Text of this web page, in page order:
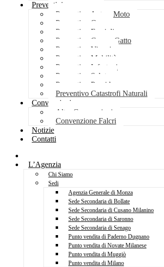
Preventivi
Preventivo Auto e Moto
Preventivo Casa
Preventivo Famiglia
Preventivo Cane e Gatto
Preventivo Viaggi
Preventivo Mobilità
Preventivo Infortuni
Preventivo Salute
Preventivo Previdenza
Preventivo Catastrofi Naturali
Convenzioni
Altre Convenzioni
Convenzione Falcri
Notizie
Contatti
L’Agenzia
Chi Siamo
Sedi
Agenzia Generale di Monza
Sede Secondaria di Bollate
Sede Secondaria di Cusano Milanino
Sede Secondaria di Saronno
Sede Secondaria di Senago
Punto vendita di Paderno Dugnano
Punto vendita di Novate Milanese
Punto vendita di Muggiò
Punto vendita di Milano